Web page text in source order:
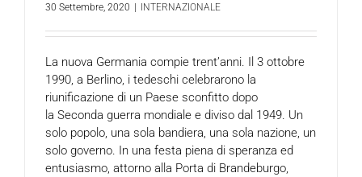
30 Settembre, 2020 | INTERNAZIONALE
La nuova Germania compie trent’anni. Il 3 ottobre
1990, a Berlino, i tedeschi celebrarono la
riunificazione di un Paese sconfitto dopo
la Seconda guerra mondiale e diviso dal 1949. Un
solo popolo, una sola bandiera, una sola nazione, un
solo governo. In una festa piena di speranza ed
entusiasmo, attorno alla Porta di Brandeburgo,